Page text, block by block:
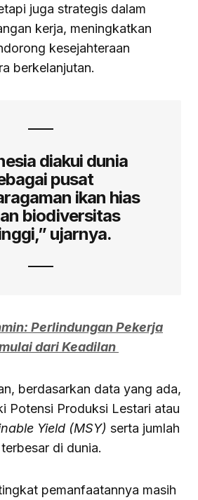
juga strategis dalam
kerja, meningkatkan
kesejahteraan
berkelanjutan.
diakui dunia
pusat
ikan hias
biodiversitas
ujarnya.
Perlindungan Pekerja
dari Keadilan
berdasarkan data yang ada,
Potensi Produksi Lestari atau
Yield (MSY) serta jumlah
di dunia.
pemanfaatannya masih